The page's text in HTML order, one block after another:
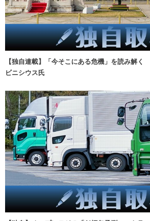
【独自連載】「今そこにある危機」を読み解く
ビニシウス氏